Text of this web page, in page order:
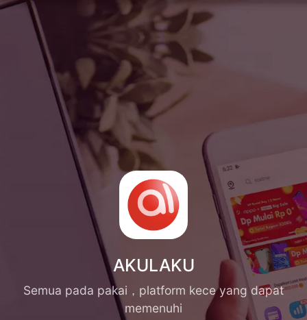
AKULAKU
Semua pada pakai，platform kece yang dapat
memenuhi